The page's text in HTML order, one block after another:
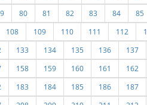
80 81 82 83 84 85
108 109 110 111 112
133 134 135 136 137
158 159 160 161 162
183 184 185 186 187